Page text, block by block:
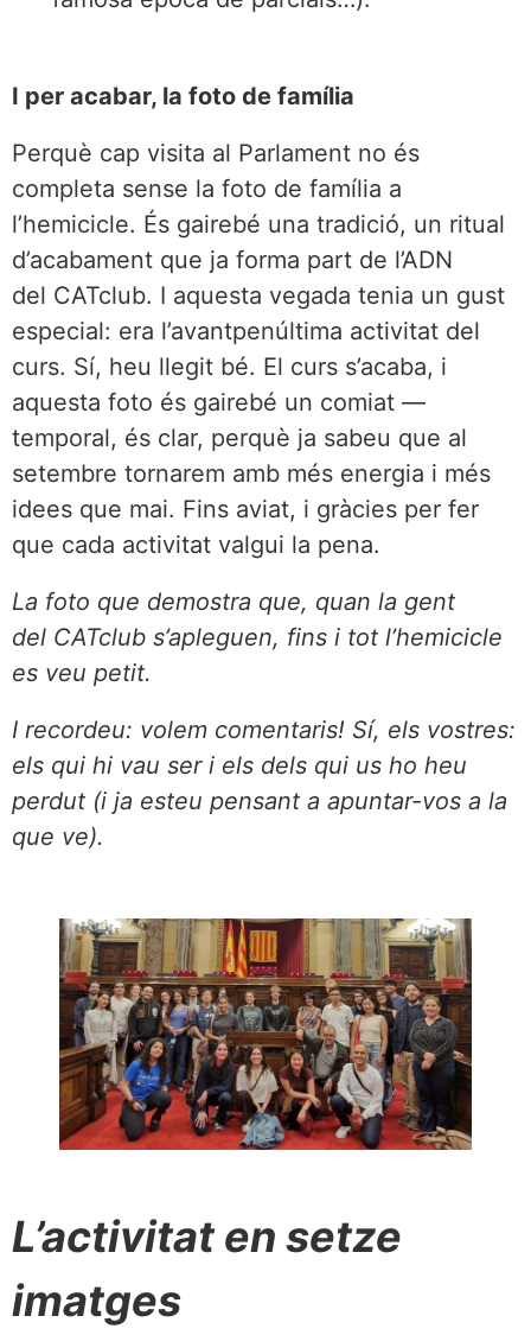
I per acabar, la foto de família
Perquè cap visita al Parlament no és
completa sense la foto de família a
l’hemicicle. És gairebé una tradició, un ritual
d’acabament que ja forma part de l’ADN
del CATclub. I aquesta vegada tenia un gust
especial: era l’avantpenúltima activitat del
curs. Sí, heu llegit bé. El curs s’acaba, i
aquesta foto és gairebé un comiat —
temporal, és clar, perquè ja sabeu que al
setembre tornarem amb més energia i més
idees que mai. Fins aviat, i gràcies per fer
que cada activitat valgui la pena.
La foto que demostra que, quan la gent
del CATclub s’apleguen, fins i tot l’hemicicle
es veu petit.
I recordeu: volem comentaris! Sí, els vostres:
els qui hi vau ser i els dels qui us ho heu
perdut (i ja esteu pensant a apuntar-vos a la
que ve).
L’activitat en setze
imatges